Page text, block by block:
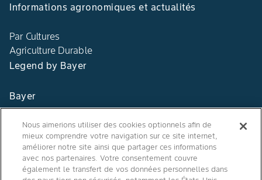
Informations agronomiques et actualités
Par Cultures
Agriculture Durable
Legend by Bayer
Bayer
Contact
Qui sommes nous ?
Nous aimerions utiliser des cookies optionnels afin de
mieux comprendre votre navigation sur ce site internet,
améliorer notre site ainsi que partager ces informations
avec nos partenaires. Votre consentement couvre
également le transfert de vos données personnelles dans